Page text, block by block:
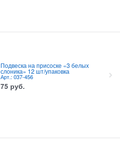
Подвеска на присоске «3 белых
слоника» 12 шт/упаковка
Арт.: 037-456
75 руб.